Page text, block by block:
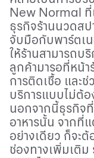
New Normal
ธุรกิจร้านนวดสป
จับมือกับพาร์ตเ
ให้ร้านสามารถบ
ลูกค้ามารอที่หน้
การติดเชื้อ และช่
บริการแบบไม่ต้
นอกจากนี้ธุรกิจ
อาหารนั้น จากที่
อย่างเดียว ก็จะ
ช่องทางเพิ่มเติม